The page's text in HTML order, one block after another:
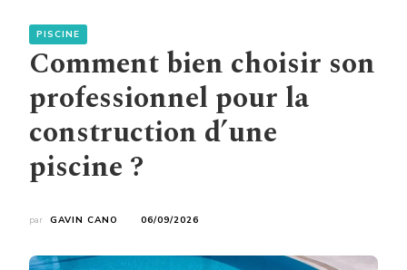
PISCINE
Comment bien choisir son
professionnel pour la
construction d’une
piscine ?
par GAVIN CANO 06/09/2026